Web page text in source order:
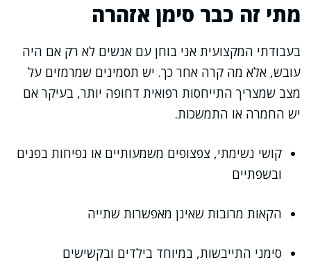
מתי זה כבר סימן אזהרה
בעבודתי המקצועית אני בוחן עם אנשים לא רק אם היה
עובש, אלא מה קרה אחר כך. יש תסמינים שמרמזים על
מצב שמצריך התייחסות רפואית דחופה יותר, בעיקר אם
יש החמרה או התמשכות.
קושי נשימתי, צפצופים משמעותיים או נפיחות בפנים
ובשפתיים
הקאות מרובות שאינן מאפשרות שתייה
סימני התייבשות, במיוחד בילדים ובקשישים